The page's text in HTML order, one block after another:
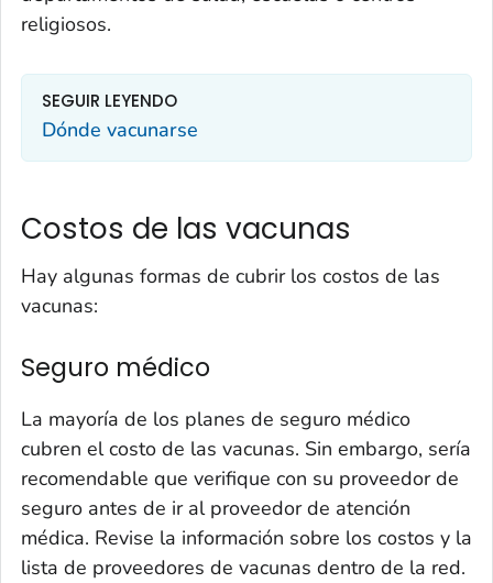
religiosos.
SEGUIR LEYENDO
Dónde vacunarse
Costos de las vacunas
Hay algunas formas de cubrir los costos de las
vacunas:
Seguro médico
La mayoría de los planes de seguro médico
cubren el costo de las vacunas. Sin embargo, sería
recomendable que verifique con su proveedor de
seguro antes de ir al proveedor de atención
médica. Revise la información sobre los costos y la
lista de proveedores de vacunas dentro de la red.